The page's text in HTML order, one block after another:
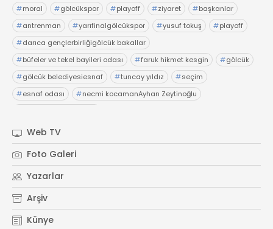
#moral #gölcükspor #playoff #ziyaret #başkanlar
#antrenman #yarıfinalgölcükspor #yusuf tokuş #playoff
#darıca gençlerbirliğigölcük bakallar
#büfeler ve tekel bayileri odası #faruk hikmet kesgin #gölcük
#gölcük belediyesiesnaf #tuncay yıldız #seçim
#esnaf odası #necmi kocamanAyhan Zeytinoğlu
Web TV
Foto Galeri
Yazarlar
Arşiv
Künye